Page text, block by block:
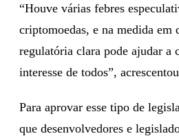
“Houve várias febres
criptomoedas, e na medida em
regulatória clara pode ajudar a
interesse de todos”,
Para aprovar esse tipo de
que desenvolvedores e